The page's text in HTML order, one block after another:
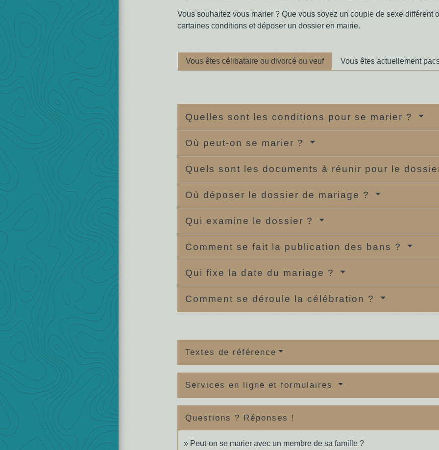
Vous souhaitez vous marier ? Que vous soyez un couple de sexe différent
certaines conditions et déposer un dossier en mairie.
Vous êtes célibataire ou divorcé ou veuf Vous êtes actuellement
Quelles sont les conditions pour se marier ?
Où peut-on se marier ?
Quels sont les documents à réunir pour le
Où déposer le dossier de mariage ?
Qui examine le dossier ?
Comment se fait la publication des bans ?
Qui fixe la date du mariage ?
Comment se déroule la célébration ?
Textes de référence
Services en ligne et formulaires
Questions ? Réponses !
Peut-on se marier avec un membre de sa famille ?